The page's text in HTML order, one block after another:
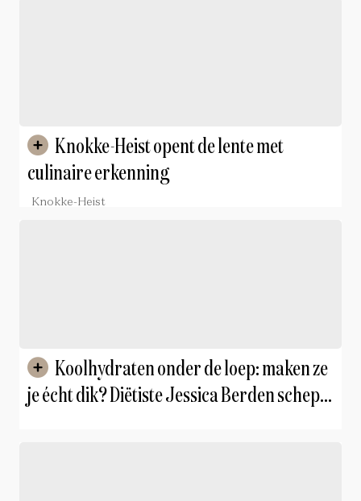
culinaire erkenning
Knokke-Heist
je écht dik? Diëtiste Jessica Berden schept